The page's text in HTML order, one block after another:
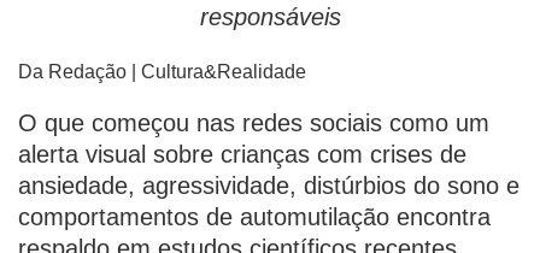
responsáveis
Da Redação | Cultura&Realidade
O que começou nas redes sociais como um
alerta visual sobre crianças com crises de
ansiedade, agressividade, distúrbios do sono e
comportamentos de automutilação encontra